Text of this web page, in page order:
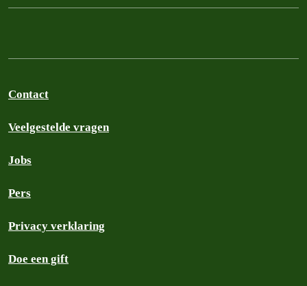
Contact
Veelgestelde vragen
Jobs
Pers
Privacy verklaring
Doe een gift